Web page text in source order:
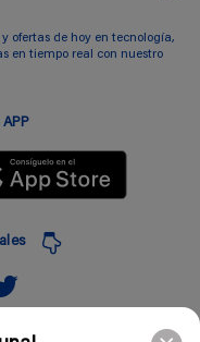
ofertas de hoy en tecnología,
en tiempo real con nuestro
APP
Suscribir